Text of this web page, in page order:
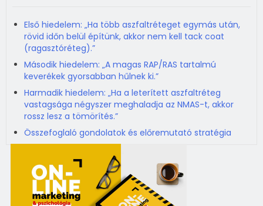
Első hiedelem: „Ha több aszfaltréteget egymás után,
rövid időn belül építünk, akkor nem kell tack coat
(ragasztóréteg).”
Második hiedelem: „A magas RAP/RAS tartalmú
keverékek gyorsabban hűlnek ki.”
Harmadik hiedelem: „Ha a leterített aszfaltréteg
vastagsága négyszer meghaladja az NMAS-t, akkor
rossz lesz a tömörítés.”
Összefoglaló gondolatok és előremutató stratégia